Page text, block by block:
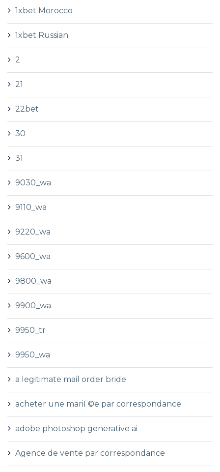
1xbet Morocco
1xbet Russian
2
21
22bet
30
31
9030_wa
9110_wa
9220_wa
9600_wa
9800_wa
9900_wa
9950_tr
9950_wa
a legitimate mail order bride
acheter une mariГ©e par correspondance
adobe photoshop generative ai
Agence de vente par correspondance